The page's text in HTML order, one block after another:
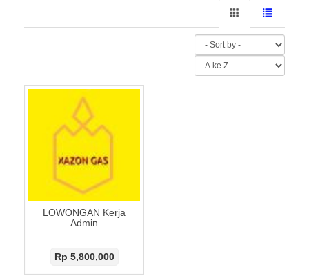
LOWONGAN Kerja
Admin
Rp 5,800,000